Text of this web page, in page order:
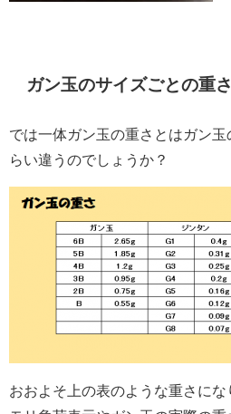
ガン玉のサイズごとの重さ
では一体ガン玉の重さとはガン玉
らい違うのでしょうか？
おおよそ上の表のような重さに